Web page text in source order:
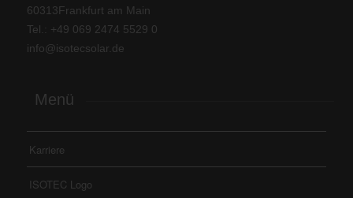
60313Frankfurt am Main
Tel.: +49 069 2474 5529 0
info@isotecsolar.de
Menü
Karriere
ISOTEC Logo